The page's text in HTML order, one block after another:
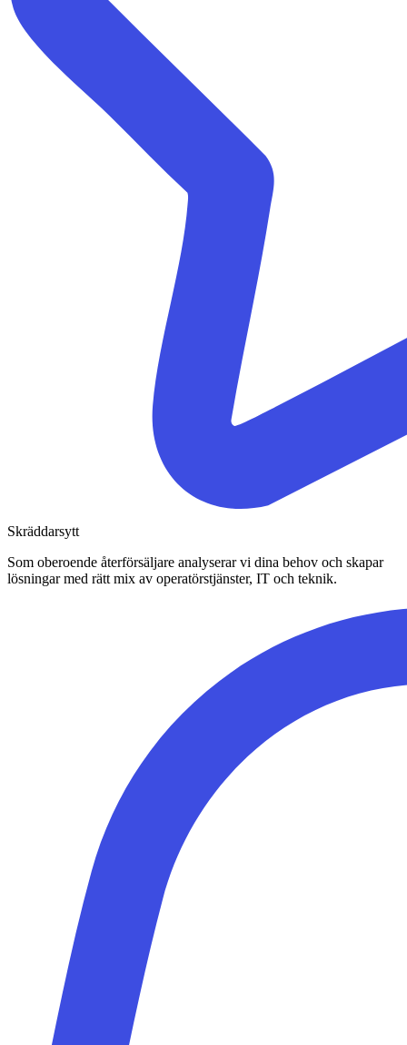
Skräddarsytt
Som oberoende återförsäljare analyserar vi dina behov och skapar
lösningar med rätt mix av operatörstjänster, IT och teknik.